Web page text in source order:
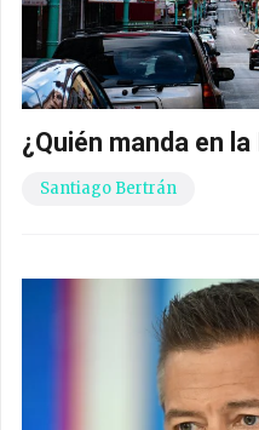
¿Quién manda en
Santiago Bertrán